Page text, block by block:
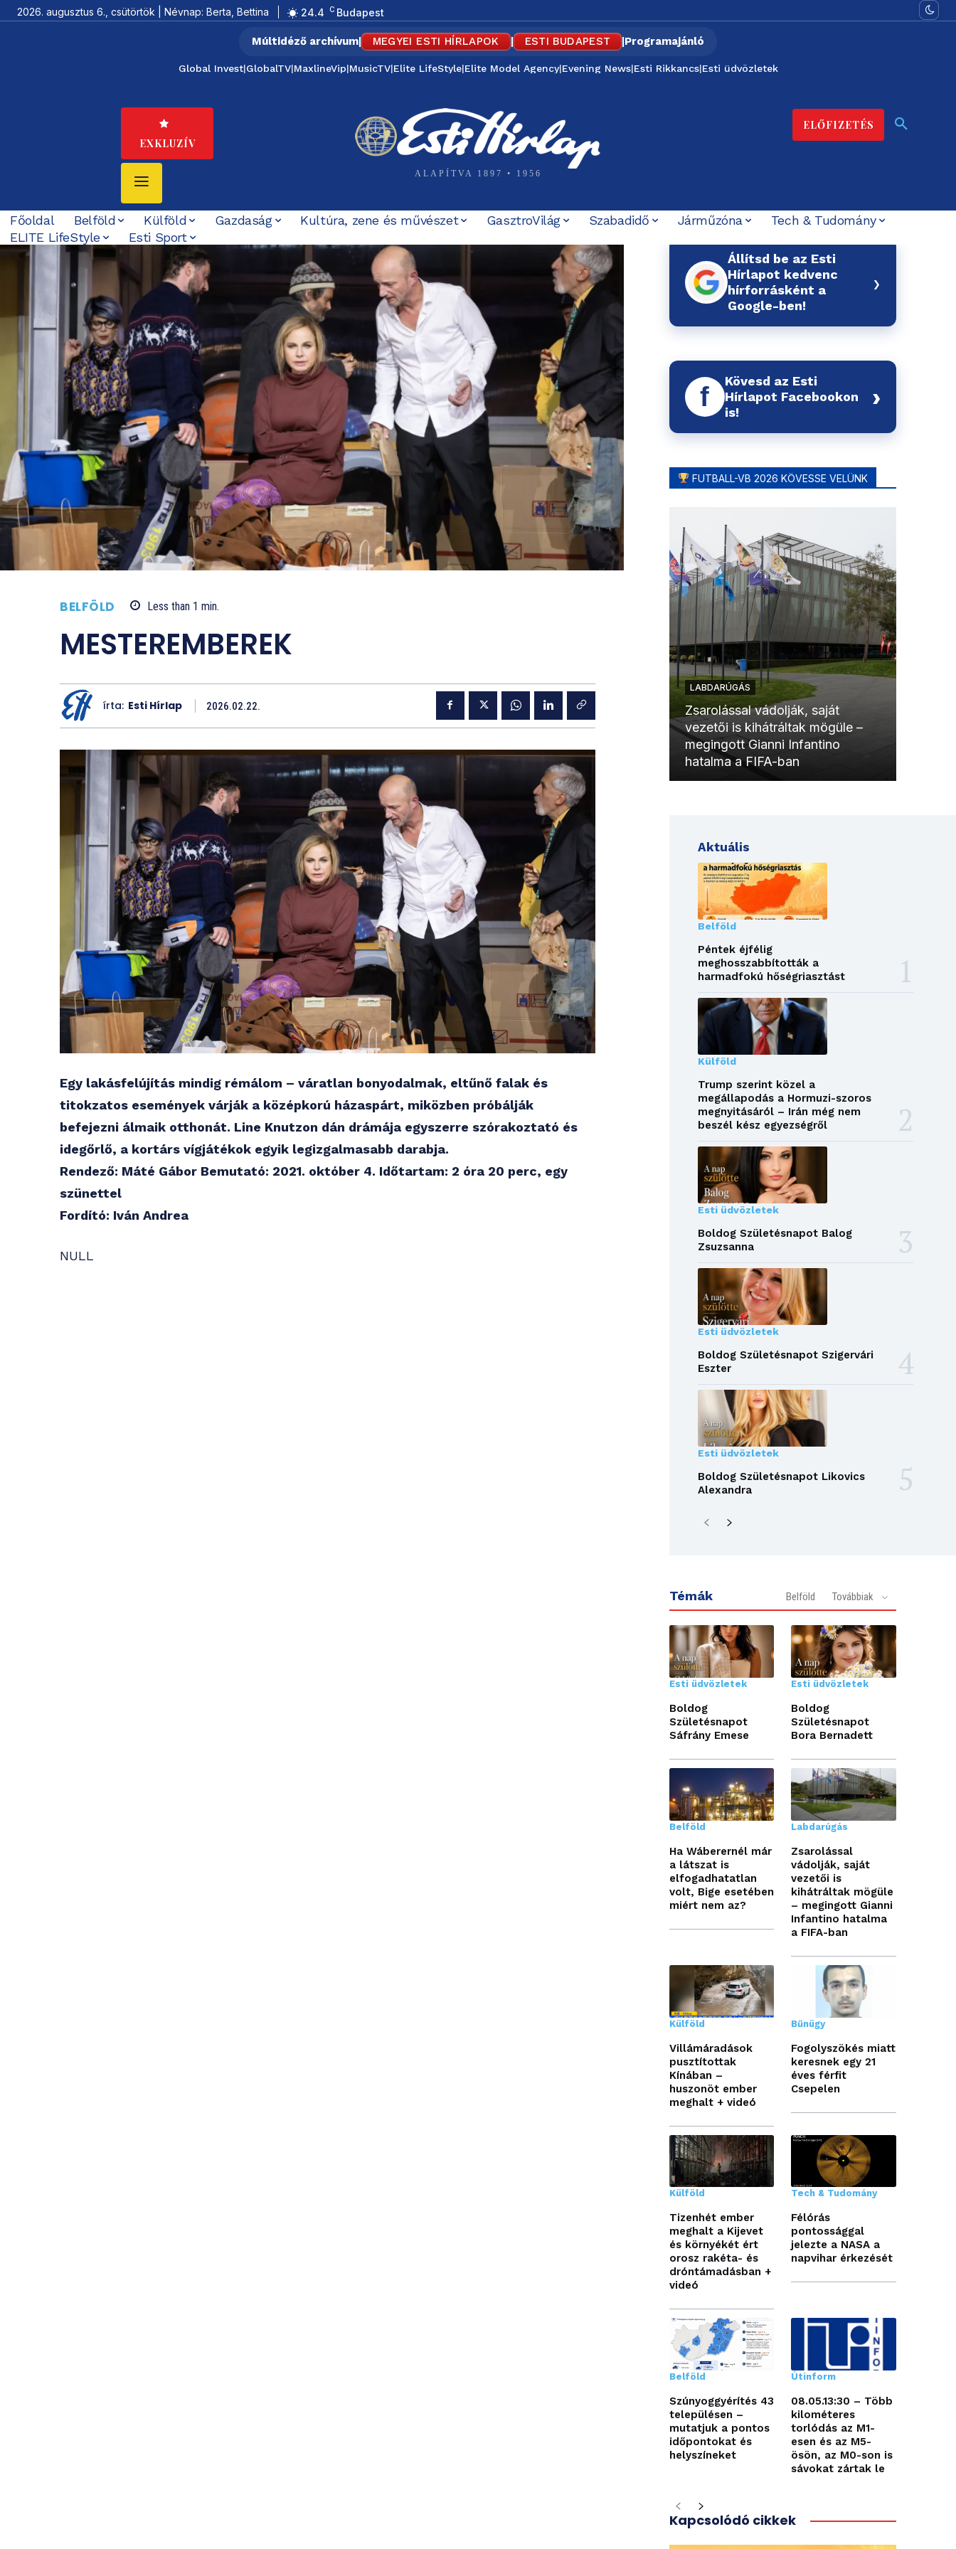
2026. augusztus 6., csütörtök | Névnap: Berta, Bettina 24.4 C Budapest
Múltidéző archívum| MEGYEI ESTI HÍRLAPOK | ESTI BUDAPEST |Programajánló
Global Invest|GlobalTV|MaxlineVip|MusicTV|Elite LifeStyle|Elite Model Agency|Evening News|Esti Rikkancs|Esti üdvözletek
EXKLUZÍV
ALAPÍTVA 1897 • 1956
ELŐFIZETÉS
Főoldal Belföld Külföld Gazdaság Kultúra, zene és művészet GasztroVilág Szabadidő Járműzóna
Tech & Tudomány
ELITE LifeStyle
Esti Sport
BELFÖLD Less than 1 min.
MESTEREMBEREK
írta: Esti Hírlap 2026.02.22.
Egy lakásfelújítás mindig rémálom – váratlan bonyodalmak, eltűnő falak és
titokzatos események várják a középkorú házaspárt, miközben próbálják
befejezni álmaik otthonát. Line Knutzon dán drámája egyszerre szórakoztató és
idegőrlő, a kortárs vígjátékok egyik legizgalmasabb darabja.
Rendező: Máté Gábor Bemutató: 2021. október 4. Időtartam: 2 óra 20 perc, egy
szünettel
Fordító: Iván Andrea
NULL
Állítsd be az Esti
Hírlapot kedvenc
hírforrásként a
Google-ben!
›
f
Kövesd az Esti
Hírlapot Facebookon
is!
›
FUTBALL-VB 2026 KÖVESSE VELÜNK
LABDARÚGÁS
Zsarolással vádolják, saját
vezetői is kihátráltak mögüle –
megingott Gianni Infantino
hatalma a FIFA-ban
Aktuális
Belföld
Péntek éjfélig
meghosszabbították a
harmadfokú hőségriasztást
Külföld
Trump szerint közel a
megállapodás a Hormuzi-szoros
megnyitásáról – Irán még nem
beszél kész egyezségről
Esti üdvözletek
Boldog Születésnapot Balog
Zsuzsanna
Esti üdvözletek
Boldog Születésnapot Szigervári
Eszter
Esti üdvözletek
Boldog Születésnapot Likovics
Alexandra
Témák Belföld Továbbiak
Esti üdvözletek
Boldog
Születésnapot
Sáfrány Emese
Esti üdvözletek
Boldog
Születésnapot
Bora Bernadett
Belföld
Ha Wáberernél már
a látszat is
elfogadhatatlan
volt, Bige esetében
miért nem az?
Labdarúgás
Zsarolással
vádolják, saját
vezetői is
kihátráltak mögüle
– megingott Gianni
Infantino hatalma
a FIFA-ban
Külföld
Villámáradások
pusztítottak
Kínában –
huszonöt ember
meghalt + videó
Bűnügy
Fogolyszökés miatt
keresnek egy 21
éves férfit
Csepelen
Külföld
Tizenhét ember
meghalt a Kijevet
és környékét ért
orosz rakéta- és
dróntámadásban +
videó
Tech & Tudomány
Félórás
pontossággal
jelezte a NASA a
napvihar érkezését
Belföld
Szúnyoggyérítés 43
településen –
mutatjuk a pontos
időpontokat és
helyszíneket
Útinform
08.05.13:30 – Több
kilométeres
torlódás az M1-
esen és az M5-
ösön, az M0-son is
sávokat zártak le
Kapcsolódó cikkek